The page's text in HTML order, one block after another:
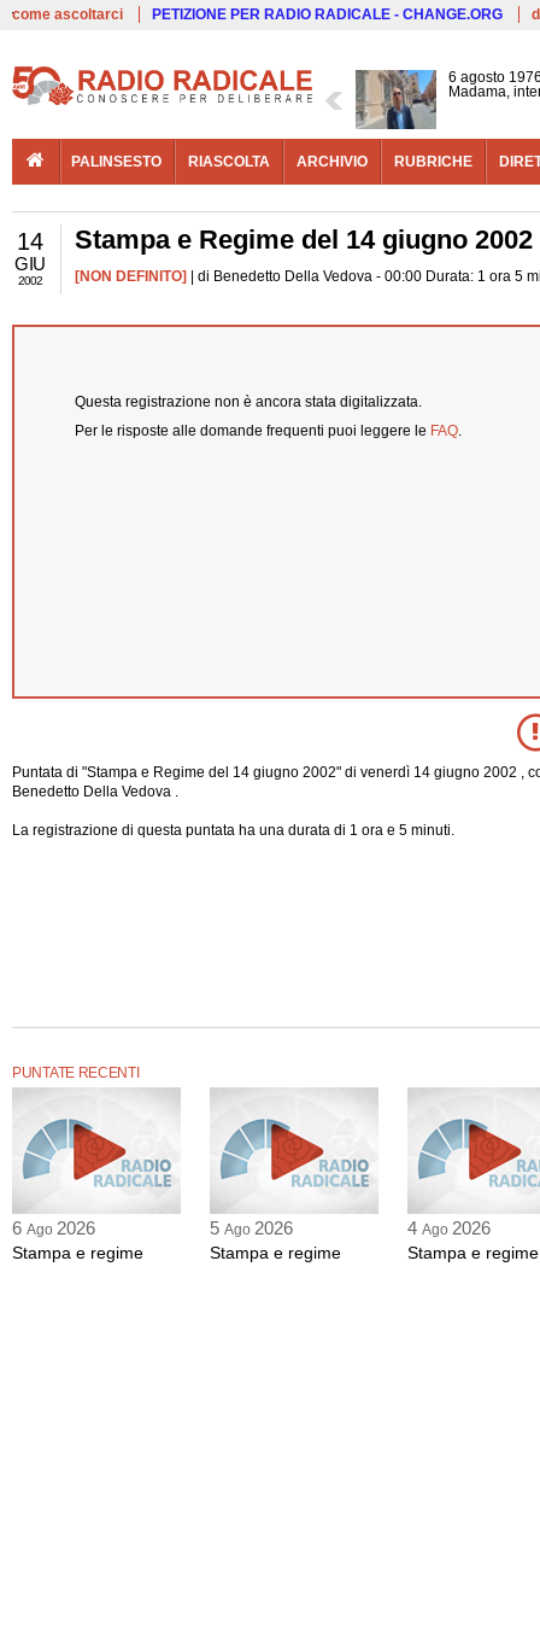
come ascoltarci PETIZIONE PER RADIO RADICALE - CHANGE.ORG
6 agosto
Madama,
PALINSESTO RIASCOLTA ARCHIVIO RUBRICHE
14
GIU
2002
Stampa e Regime del 14 giugno 2002
[NON DEFINITO] | di Benedetto Della Vedova - 00:00 Durata: 1 ora 5
Questa registrazione non è ancora stata digitalizzata.
Per le risposte alle domande frequenti puoi leggere le FAQ.
Puntata di "Stampa e Regime del 14 giugno 2002" di venerdì 14 giugno 2002 ,
Benedetto Della Vedova .
La registrazione di questa puntata ha una durata di 1 ora e 5 minuti.
PUNTATE RECENTI
6 Ago 2026
Stampa e regime
5 Ago 2026
Stampa e regime
4 Ago 2026
Stampa e regime